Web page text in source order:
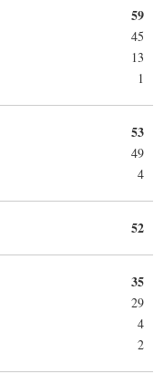
59
45
13
1
53
49
4
52
35
29
4
2